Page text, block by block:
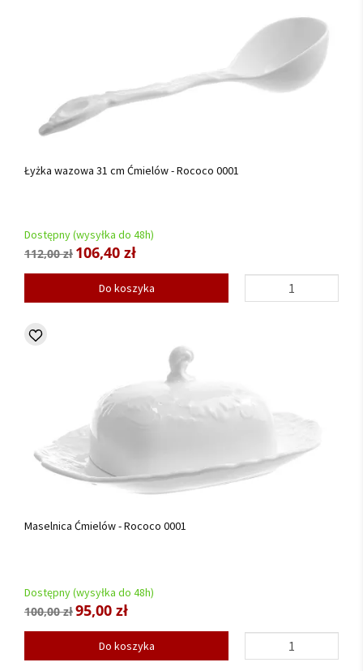
Łyżka wazowa 31 cm Ćmielów - Rococo 0001
Dostępny (wysyłka do 48h)
112,00 zł 106,40 zł
Do koszyka
Maselnica Ćmielów - Rococo 0001
Dostępny (wysyłka do 48h)
100,00 zł95,00 zł
Do koszyka